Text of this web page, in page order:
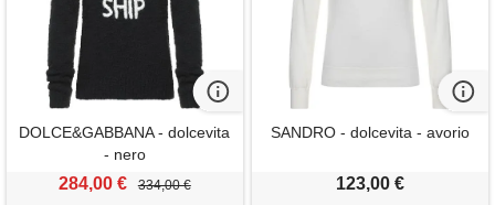
DOLCE&GABBANA - dolcevita
- nero
284,00 € 334,00 €
SANDRO - dolcevita - avorio
123,00 €